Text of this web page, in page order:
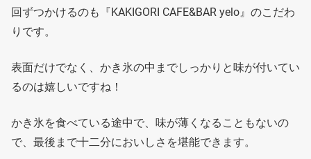
回ずつかけるのも『KAKIGORI CAFE&BAR yelo』のこだわ
りです。
表面だけでなく、かき氷の中までしっかりと味が付いてい
るのは嬉しいですね！
かき氷を食べている途中で、味が薄くなることもないの
で、最後まで十二分においしさを堪能できます。